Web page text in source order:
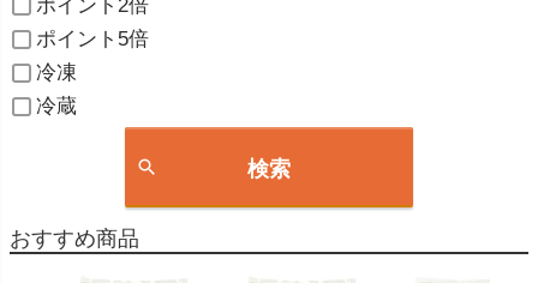
ポイント2倍
ポイント5倍
冷凍
冷蔵
検索
おすすめ商品